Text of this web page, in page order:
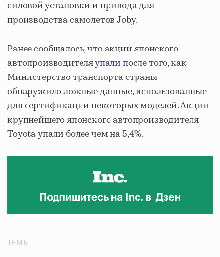
силовой установки и привода для
производства самолетов Joby.
Ранее сообщалось, что акции японского
автопроизводителяупалипосле того, как
Министерство транспорта страны
обнаружило ложные данные, использованные
для сертификации некоторых моделей. Акции
крупнейшего японского автопроизводителя
Toyota упали более чем на 5,4%.
ТЕМЫ